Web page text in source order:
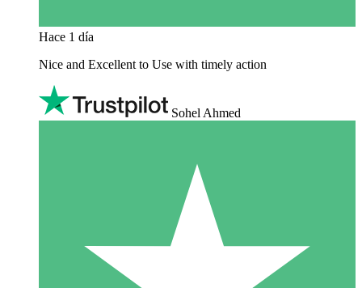
Hace 1 día
Nice and Excellent to Use with timely action
Sohel Ahmed